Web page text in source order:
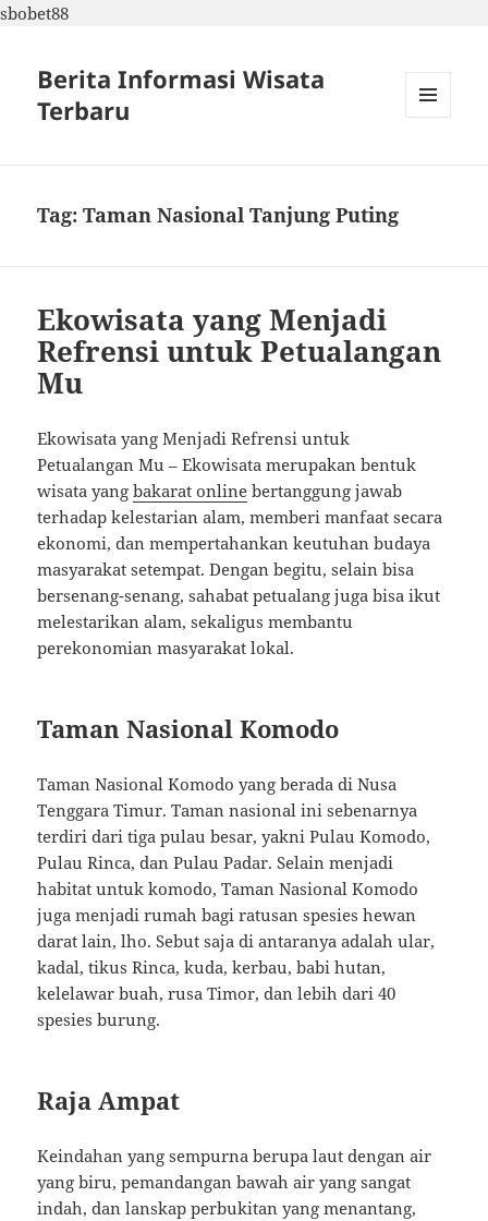
sbobet88
Berita Informasi Wisata
Terbaru
Tag:Taman Nasional Tanjung Puting
Ekowisata yang Menjadi
Refrensi untuk Petualangan
Mu
Ekowisata yang Menjadi Refrensi untuk
Petualangan Mu – Ekowisata merupakan bentuk
wisata yangbakarat online bertanggung jawab
terhadap kelestarian alam, memberi manfaat secara
ekonomi, dan mempertahankan keutuhan budaya
masyarakat setempat. Dengan begitu, selain bisa
bersenang-senang, sahabat petualang juga bisa ikut
melestarikan alam, sekaligus membantu
perekonomian masyarakat lokal.
Taman Nasional Komodo
Taman Nasional Komodo yang berada di Nusa
Tenggara Timur. Taman nasional ini sebenarnya
terdiri dari tiga pulau besar, yakni Pulau Komodo,
Pulau Rinca, dan Pulau Padar. Selain menjadi
habitat untuk komodo, Taman Nasional Komodo
juga menjadi rumah bagi ratusan spesies hewan
darat lain, lho. Sebut saja di antaranya adalah ular,
kadal, tikus Rinca, kuda, kerbau, babi hutan,
kelelawar buah, rusa Timor, dan lebih dari 40
spesies burung.
Raja Ampat
Keindahan yang sempurna berupa laut dengan air
yang biru, pemandangan bawah air yang sangat
indah, dan lanskap perbukitan yang menantang,